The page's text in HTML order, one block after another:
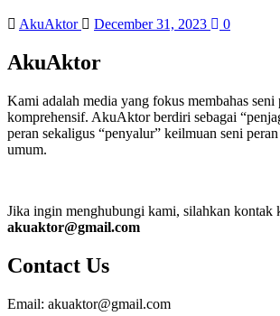
AkuAktor December 31, 2023 0
AkuAktor
Kami adalah media yang fokus membahas seni
komprehensif. AkuAktor berdiri sebagai
peran sekaligus “penyalur” keilmuan seni
umum.
Jika ingin menghubungi kami, silahkan kontak
akuaktor@gmail.com
Contact Us
Email: akuaktor@gmail.com